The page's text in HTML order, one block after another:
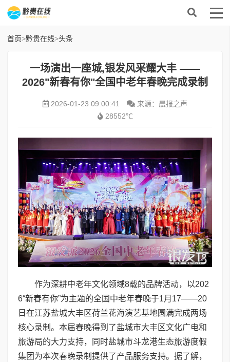
首页>黔贵在线>头条
一场演出一座城,银发风采耀大丰 ——
2026"新春有你"全国中老年春晚完成录制
2026-01-23 09:00:41
来源：晨报之声
28552℃
作为深耕中老年文化领域8载的品牌活动，以202
6“新春有你”为主题的全国中老年春晚于1月17——20
日在江苏盐城大丰区荷兰花海演艺基地圆满完成两场
核心录制。本届春晚得到了盐城市大丰区文化广电和
旅游局的大力支持，同时盐城市斗龙港生态旅游度假
集团为本次春晚录制提供了产品服务支持。据了解，